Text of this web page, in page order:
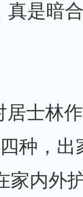
真是暗
居士林
种，
家内外